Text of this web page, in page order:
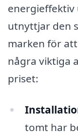
energieffektiv
utnyttjar den
marken för
några viktiga
priset:
tomt har